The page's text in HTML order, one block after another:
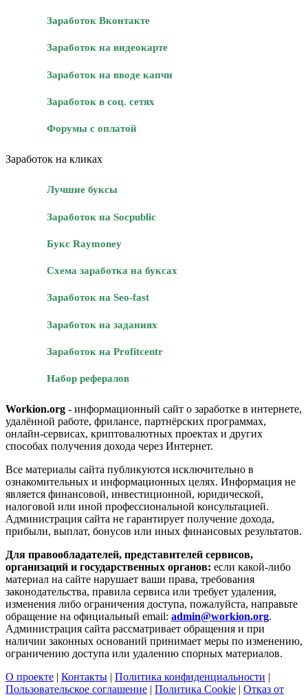
Заработок Вконтакте
Заработок на видеокарте
Заработок на вводе капчи
Заработок в соц. сетях
Форумы с оплатой
Заработок на кликах
Лучшие буксы
Заработок на Socpublic
Букс Raymoney
Схема заработка на буксах
Заработок на Seo-fast
Заработок на заданиях
Заработок на Profitcentr
Набор рефералов
Workion.org - информационный сайт о заработке в интернете,
удалённой работе, фрилансе, партнёрских программах,
онлайн-сервисах, криптовалютных проектах и других
способах получения дохода через Интернет.
Все материалы сайта публикуются исключительно в
ознакомительных и информационных целях. Информация не
является финансовой, инвестиционной, юридической,
налоговой или иной профессиональной консультацией.
Администрация сайта не гарантирует получение дохода,
прибыли, выплат, бонусов или иных финансовых результатов.
Для правообладателей, представителей сервисов,
организаций и государственных органов: если какой-либо
материал на сайте нарушает ваши права, требования
законодательства, правила сервиса или требует удаления,
изменения либо ограничения доступа, пожалуйста, направьте
обращение на официальный email: admin@workion.org.
Администрация сайта рассматривает обращения и при
наличии законных оснований принимает меры по изменению,
ограничению доступа или удалению спорных материалов.
О проекте | Контакты | Политика конфиденциальности |
Пользовательское соглашение | Политика Cookie | Отказ от